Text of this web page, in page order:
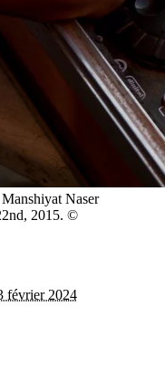
Naser
2015. ©
février 2024